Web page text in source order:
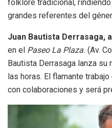
folklore tradicional,
grandes referentes del
Juan Bautista Derrasaga,
en el Paseo La Plaza. (Av.
Bautista Derrasaga lanza su
las horas. El flamante
con colaboraciones y será